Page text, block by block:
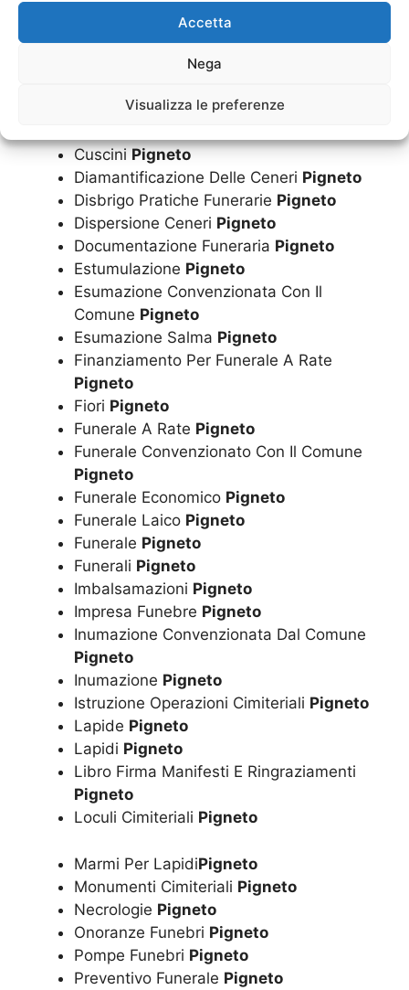
Accetta
Nega
Visualizza le preferenze
Costo Funerale Inumazione
Costo FuneralePigneto
Costo Funerale Tumulazione
CremazioniPigneto
CusciniPigneto
Diamantificazione Delle Ceneri Pigneto
Disbrigo Pratiche Funerarie Pigneto
Dispersione Ceneri Pigneto
Documentazione Funeraria Pigneto
Estumulazione Pigneto
Esumazione Convenzionata Con Il
Comune Pigneto
Esumazione Salma Pigneto
Finanziamento Per Funerale A Rate
Pigneto
Fiori Pigneto
Funerale A Rate Pigneto
Funerale Convenzionato Con Il Comune
Pigneto
Funerale Economico Pigneto
Funerale Laico Pigneto
Funerale Pigneto
Funerali Pigneto
Imbalsamazioni Pigneto
Impresa Funebre Pigneto
Inumazione Convenzionata Dal Comune
Pigneto
Inumazione Pigneto
Istruzione Operazioni Cimiteriali Pigneto
Lapide Pigneto
Lapidi Pigneto
Libro Firma Manifesti E Ringraziamenti
Pigneto
Loculi Cimiteriali Pigneto
Marmi Per LapidiPigneto
Monumenti Cimiteriali Pigneto
Necrologie Pigneto
Onoranze Funebri Pigneto
Pompe Funebri Pigneto
Preventivo Funerale Pigneto